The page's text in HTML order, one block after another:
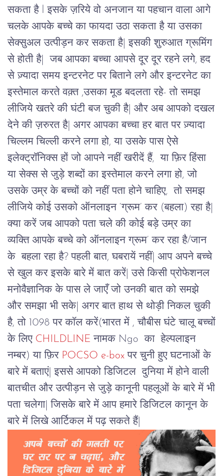
सकता है l इसके ज़रिये वो अनजान या पहचान वाला आगे
चलके आपके बच्चे का फायदा उठा सकता है या उसका
सेक्सुअल उत्पीड़न कर सकता है| इसकी शुरुआत ग्रूमिंग
से होती है|
जब आपका बच्चा आपसे दूर दूर रहने लगे, हद
से ज़्यादा समय इन्टरनेट पर बिताने लगे और इन्टरनेट का
इस्तेमाल करते वक़्त ,उसका मूड बदलता रहे- तो समझ
लीजिये खतरे की घंटी बज चुकी है| और अब आपको दखल
देने की ज़रुरत है| अगर आपका बच्चा हर बात पर ज़्यादा
चिल्लम चिल्ली करने लगा हो, या उसके पास ऐसे
इलेक्ट्रॉनिक्स हों जो आपने नहीं खरीदें हैं, या फ़िर हिंसा
या सेक्स से जुड़े शब्दों का इस्तेमाल करने लगा हो, जो
उसके उम्र के बच्चों को नहीं पता होने चाहिए, तो समझ
लीजिये कोई उसको ऑनलाइन ‘ग्रूम’ कर (बहला) रहा है|
क्या करें जब आपको पता चले की कोई बड़े उम्र का
व्यक्ति आपके बच्चे को ऑनलाइन ग्रूम’ कर रहा है/जान
के बहला रहा है? पहली बात, घबरायें नहीं| आप अपने बच्चे
से खुल कर इसके बारे में बात करें| उसे किसी प्रोफेशनल
मनोवैज्ञानिक के पास ले जाएँ जो उनकी बात को समझे
और समझा भी सके| अगर बात हाथ से थोड़ी निकल चुकी
है, तो 1098 पर कॉल करें(भारत में , चौबीस घंटे चालू बच्चों
के लिए CHILDLINE नामक Ngo का हेल्पलाइन
नम्बर) या फ़िर POCSO e-box पर चुनी हुए घटनाओं के
बारे में बताएं| इससे आपको डिजिटल दुनिया में होने वाली
बातचीत और उत्पीड़न से जुड़े कानूनी पहलूओं के बारे में भी
पता चलेगा| जिसके बारे में आप हमारे डिजिटल कानून के
बारे में लिखे आर्टिकल में पढ़ सकते हैं|